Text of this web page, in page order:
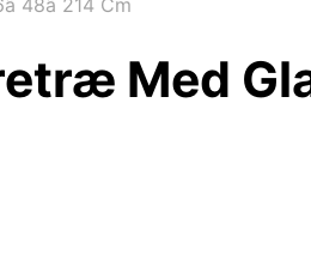
48ã 214 Cm
Med